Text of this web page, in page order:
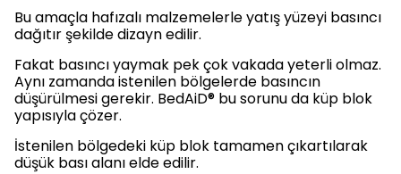
Bu amaçla hafızalı malzemelerle yatış yüzeyi basıncı
dağıtır şekilde dizayn edilir.
Fakat basıncı yaymak pek çok vakada yeterli olmaz.
Aynı zamanda istenilen bölgelerde basıncın
düşürülmesi gerekir. BedAiD® bu sorunu da küp blok
yapısıyla çözer.
İstenilen bölgedeki küp blok tamamen çıkartılarak
düşük bası alanı elde edilir.